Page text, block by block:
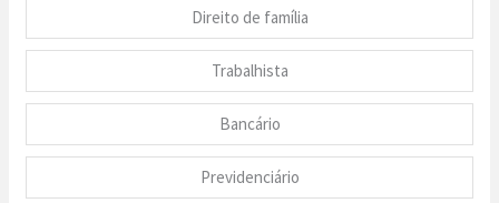
Direito de família
Trabalhista
Bancário
Previdenciário